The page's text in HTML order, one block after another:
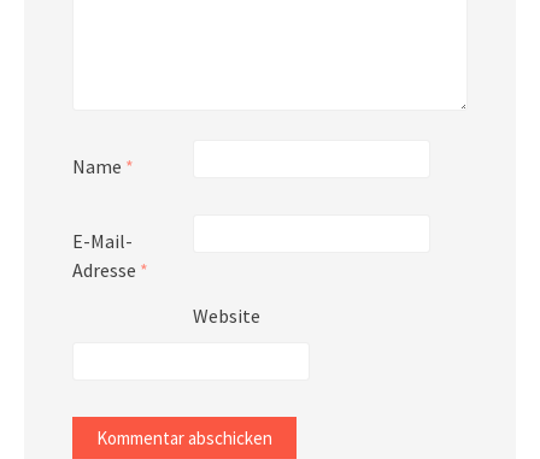
Name *
E-Mail-
Adresse *
Website